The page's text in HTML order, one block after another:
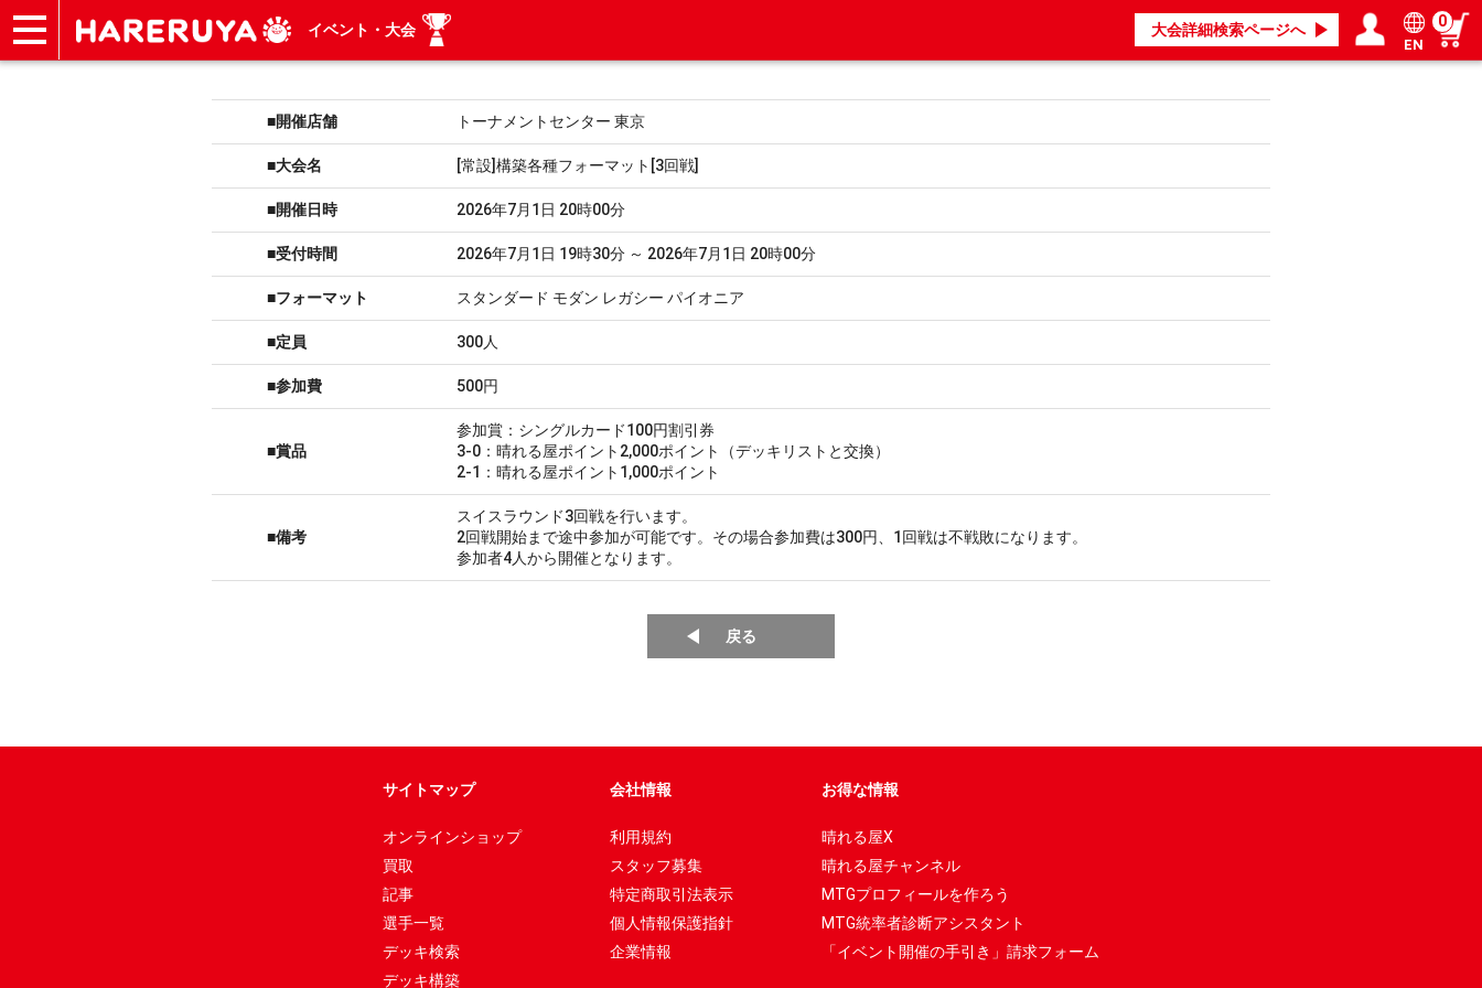
イベント・大会 大会詳細検索ページへ
EN
0
■開催店舗 トーナメントセンター 東京
■大会名 [常設]構築各種フォーマット[3回戦]
■開催日時 2026年7月1日 20時00分
■受付時間 2026年7月1日 19時30分 ～ 2026年7月1日 20時00分
■フォーマット スタンダード モダン レガシー パイオニア
■定員 300人
■参加費 500円
■賞品
参加賞：シングルカード100円割引券
3-0：晴れる屋ポイント2,000ポイント（デッキリストと交換）
2-1：晴れる屋ポイント1,000ポイント
■備考
スイスラウンド3回戦を行います。
2回戦開始まで途中参加が可能です。その場合参加費は300円、1回戦は不戦敗になります。
参加者4人から開催となります。
戻る
サイトマップ
オンラインショップ
買取
記事
選手一覧
デッキ検索
デッキ構築
会社情報
利用規約
スタッフ募集
特定商取引法表示
個人情報保護指針
企業情報
お得な情報
晴れる屋X
晴れる屋チャンネル
MTGプロフィールを作ろう
MTG統率者診断アシスタント
「イベント開催の手引き」請求フォーム